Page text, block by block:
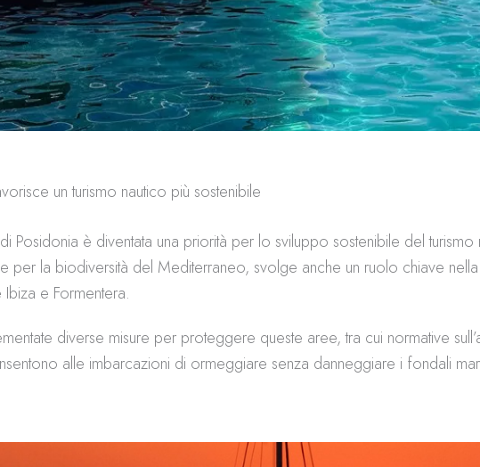
un turismo nautico più sostenibile
Posidonia è diventata una priorità per lo sviluppo sostenibile del
per la biodiversità del Mediterraneo, svolge anche un ruolo chiave
e Formentera.
diverse misure per proteggere queste aree, tra cui normative
alle imbarcazioni di ormeggiare senza danneggiare i fondali